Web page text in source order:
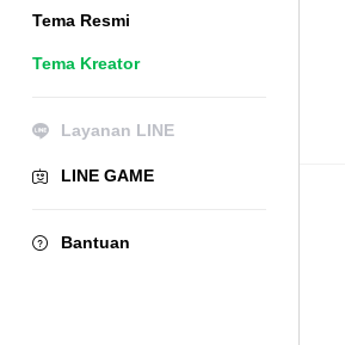
Tema Resmi
Tema Kreator
Layanan LINE
LINE GAME
Bantuan